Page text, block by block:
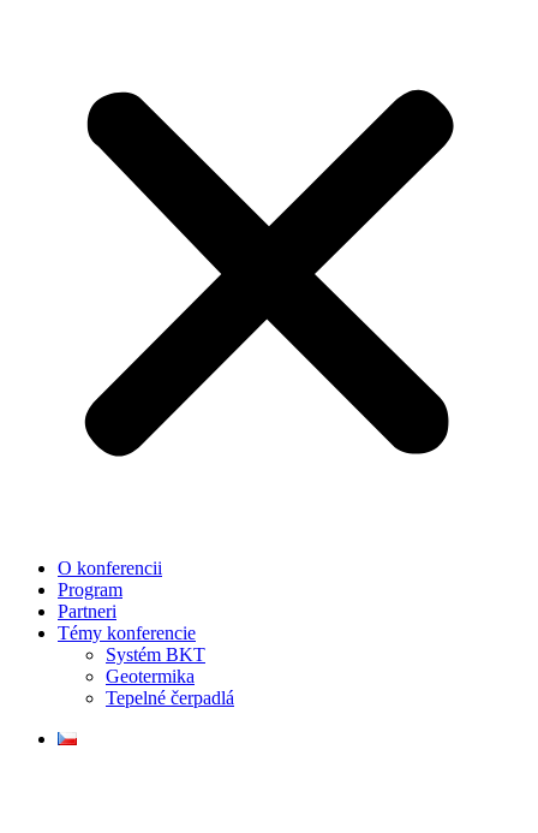
O konferencii
Program
Partneri
Témy konferencie
Systém BKT
Geotermika
Tepelné čerpadlá